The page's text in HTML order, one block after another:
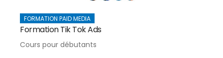
FORMATION PAID MEDIA
Formation Tik Tok Ads
Cours pour débutants